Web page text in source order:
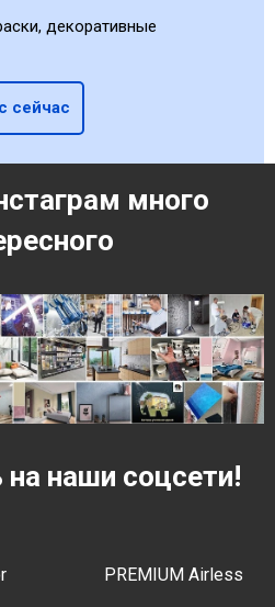
декоративные
сейчас
много
наши соцсети!
PREMIUM Airless